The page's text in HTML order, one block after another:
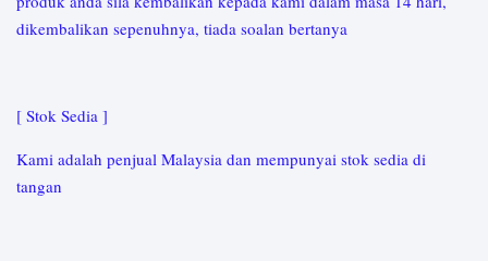
dikembalikan sepenuhnya, tiada soalan bertanya
[ Stok Sedia ]
Kami adalah penjual Malaysia dan mempunyai stok sedia di
tangan